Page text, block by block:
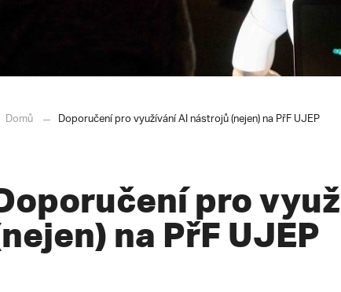
Domů Doporučení pro využívání AI nástrojů (nejen) na PřF UJEP
pro
na PřF UJEP